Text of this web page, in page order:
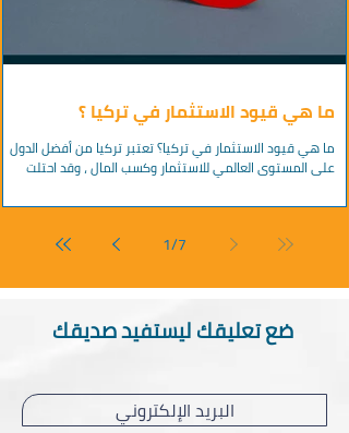
ما هي قيود الاستثمار في تركيا ؟
ما هي قيود الاستثمار في تركيا؟ تعتبر تركيا من أفضل الدول
على المستوى العالمي للاستثمار وكسب المال ، وقد احتلت
1/7
ضع تعليقك ليستفيد صديقك